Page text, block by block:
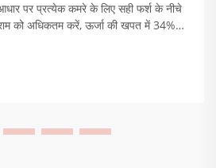
पर प्रत्येक कमरे के लिए सही फर्श के नीचे
को अधिकतम करें, ऊर्जा की खपत में 34%